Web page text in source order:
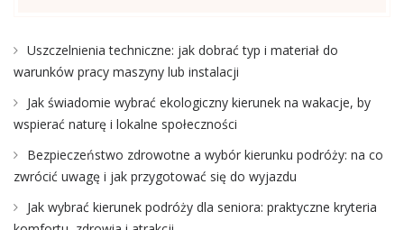
Uszczelnienia techniczne: jak dobrać typ i materiał do
warunków pracy maszyny lub instalacji
Jak świadomie wybrać ekologiczny kierunek na wakacje, by
wspierać naturę i lokalne społeczności
Bezpieczeństwo zdrowotne a wybór kierunku podróży: na co
zwrócić uwagę i jak przygotować się do wyjazdu
Jak wybrać kierunek podróży dla seniora: praktyczne kryteria